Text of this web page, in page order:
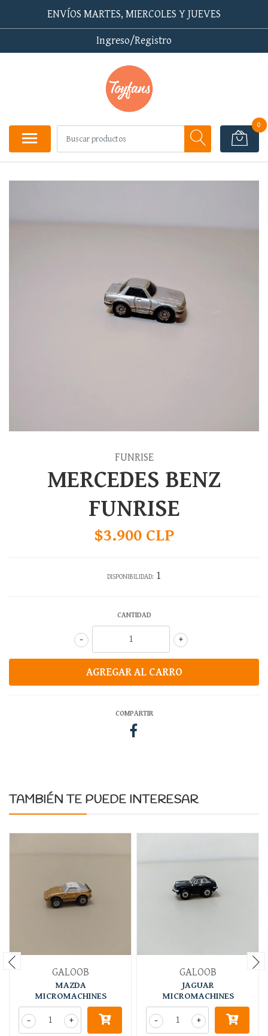
ENVÍOS MARTES, MIERCOLES Y JUEVES
Ingreso/Registro
0
FUNRISE
MERCEDES BENZ
FUNRISE
$3.900 CLP
DISPONIBILIDAD: 1
CANTIDAD
+
-
COMPARTIR
TAMBIÉN TE PUEDE INTERESAR
GALOOB
MAZDA
MICROMACHINES
+
-
GALOOB
JAGUAR
MICROMACHINES
+
-